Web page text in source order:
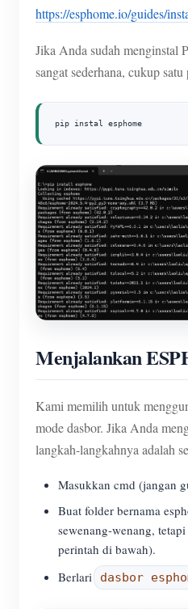
https://esphome.io/guides/
Jika Anda sudah menginstal
sangat sederhana, cukup satu
pip instal esphome
Menjalankan
Kami memilih untuk
mode dasbor. Jika Anda
langkah-langkahnya adalah
Masukkan cmd (jangan
Buat folder bernama
sewenang-wenang,
perintah di bawah).
Berlari
dasbor